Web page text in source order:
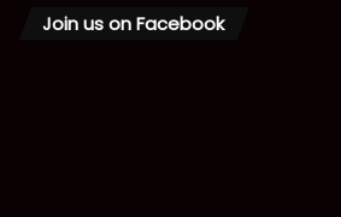
Join us on Facebook